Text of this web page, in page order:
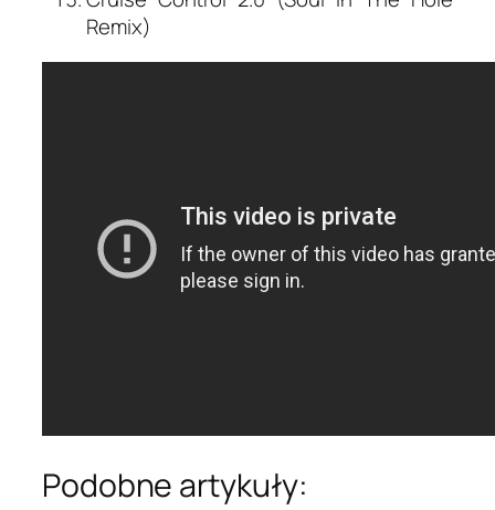
Remix)
Podobne artykuły: